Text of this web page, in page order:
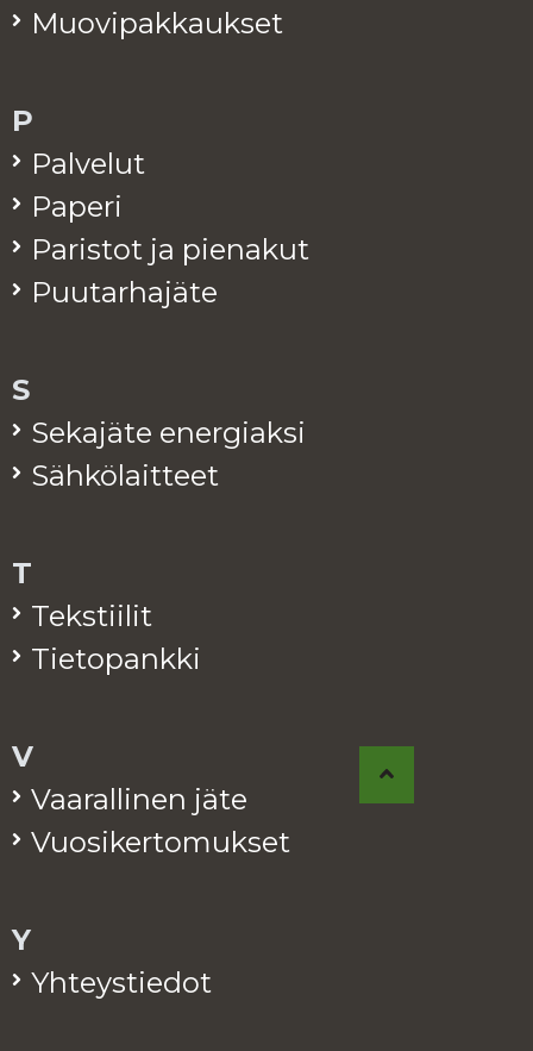
Muo­vi­pak­kauk­set
P
Pal­ve­lut
Pa­pe­ri
Pa­ris­tot ja pie­na­kut
Puu­tar­ha­jä­te
S
Se­ka­jä­te ener­giak­si
Säh­kö­lait­teet
T
Teks­tii­lit
Tie­to­pank­ki
V
Vaa­ral­li­nen jäte
Vuo­si­ker­to­muk­set
Y
Yh­teys­tie­dot